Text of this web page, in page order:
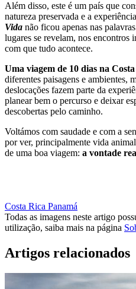
Além disso, este é um país que
natureza preservada e a
Vida não ficou apenas nas
lugares se revelam, nos encontros
com que tudo acontece.
Uma viagem de 10 dias na
diferentes paisagens e ambientes,
deslocações fazem parte da
planear bem o percurso e deixar
descobertas pelo caminho.
Voltámos com saudade e com a
por ver, principalmente vida
de uma boa viagem: a vontade
Costa Rica Panamá
Todas as imagens neste artigo
utilização, saiba mais na página
Artigos relacionados